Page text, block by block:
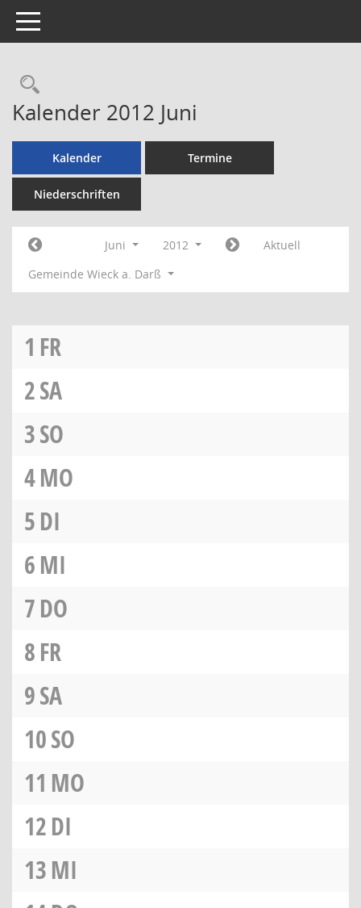
Toggle navigation
Rechercheauswahl
Kalender 2012 Juni
Kalender Termine
Niederschriften
Juni 2012
Aktuell
Gemeinde Wieck a. Darß
1 FR
2SA
3SO
4MO
5DI
6MI
7DO
8FR
9SA
10SO
11 MO
12DI
13MI